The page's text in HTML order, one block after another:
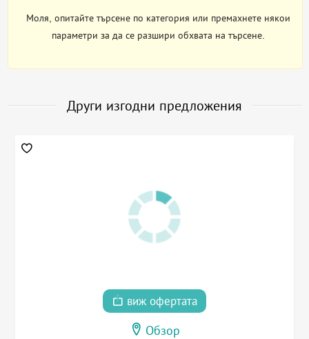
Моля, опитайте търсене по категория или премахнете някои
параметри за да се разшири обхвата на търсене.
Други изгодни предложения
виж офертата
Обзор